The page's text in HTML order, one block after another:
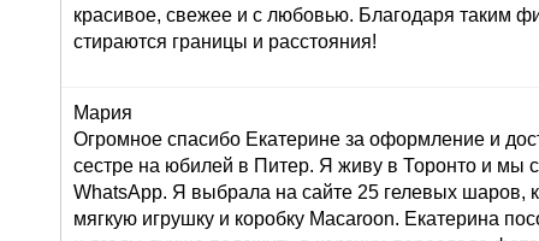
красивое, свежее и с любовью. Благодаря таким
стираются границы и расстояния!
Мария
Огромное спасибо Екатерине за оформление и
сестре на юбилей в Питер. Я живу в Торонто и мы
WhatsApp. Я выбрала на сайте 25 гелевых шаров,
мягкую игрушку и коробку Macaroon. Екатерина